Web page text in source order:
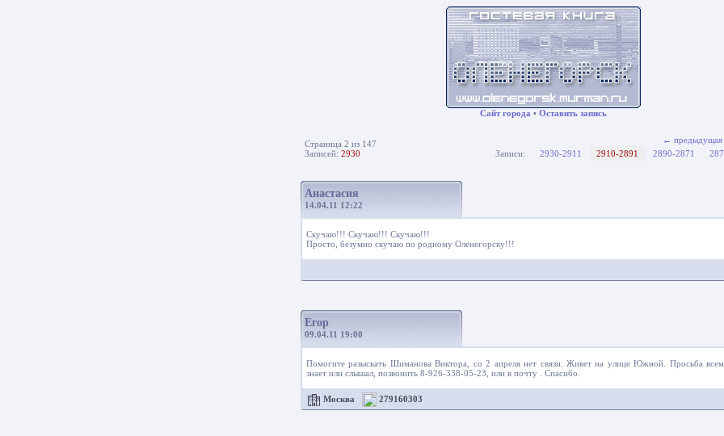
Сайт города • Оставить запись
Страница 2 из 147
Записей: 2930
← предыдущая
Записи:
2930-2911 2910-2891 2890-2871
Анастасия
14.04.11 12:22
Скучаю!!! Скучаю!!! Скучаю!!!
Просто, безумно скучаю по родному Оленегорску!!!
Егор
09.04.11 19:00
Помогите разыскать Шиманова Виктора, со 2 апреля нет связи. Живет на улице Южной. Просьба
знает или слышал, позвонить 8-926-338-05-23, или в почту . Спасибо.
Москва 279160303